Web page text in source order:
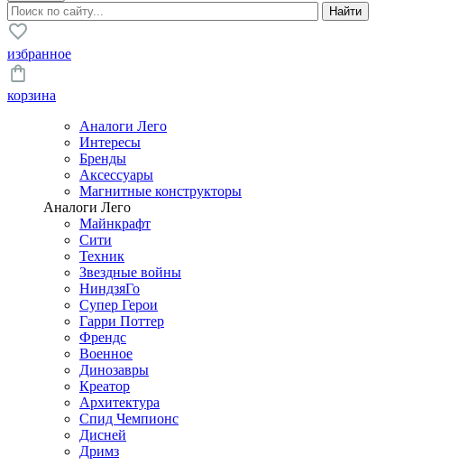
избранное
корзина
Аналоги Лего
Интересы
Бренды
Аксессуары
Магнитные конструкторы
Аналоги Лего
Майнкрафт
Сити
Техник
Звездные войны
НиндзяГо
Супер Герои
Гарри Поттер
Френдс
Военное
Динозавры
Креатор
Архитектура
Спид Чемпионс
Дисней
Дримз